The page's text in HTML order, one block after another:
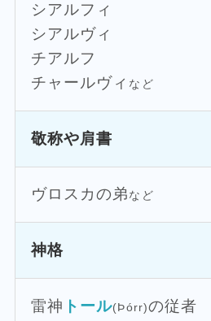
シアルフィ
シアルヴィ
チアルフ
チャールヴィ など
敬称や肩書
ヴロスカの弟など
神格
雷神 トール(Þórr)の従者